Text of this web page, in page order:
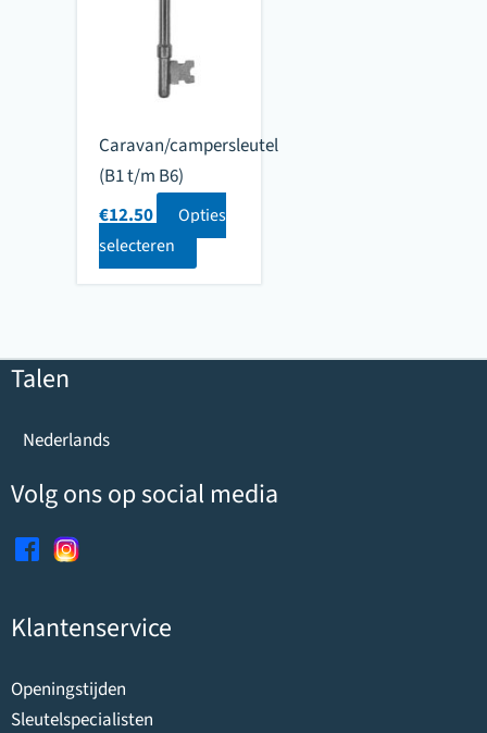
Caravan/campersleutel
(B1 t/m B6)
€12.50
Opties
selecteren
Talen
Nederlands
Volg ons op social media
Klantenservice
Openingstijden
Sleutelspecialisten